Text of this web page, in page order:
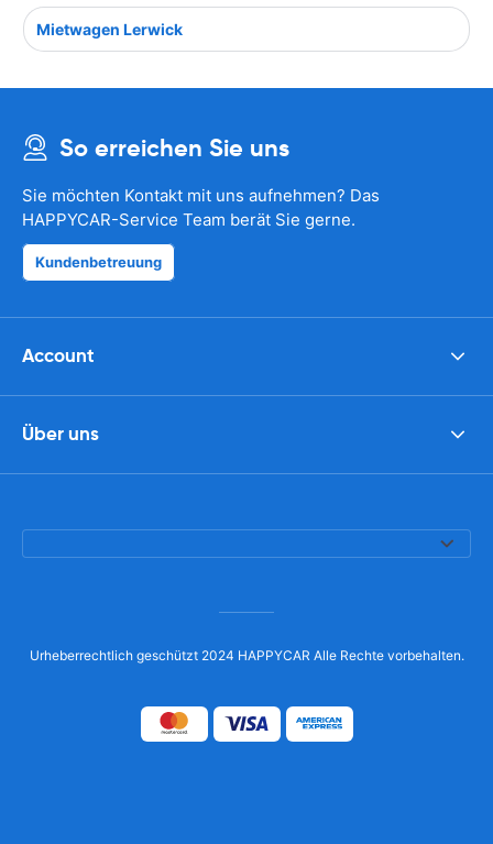
Mietwagen Lerwick
So erreichen Sie uns
Sie möchten Kontakt mit uns aufnehmen? Das
HAPPYCAR-Service Team berät Sie gerne.
Kundenbetreuung
Account
Über uns
Urheberrechtlich geschützt 2024 HAPPYCAR Alle Rechte vorbehalten.